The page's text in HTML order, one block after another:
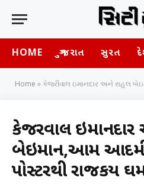
HOME ગુજરાત સુરત
Home » કેજરીવાલ ઇમાનદાર અને રાહુલ બેઇમાન,આમ
કેજરીવાલ
બેઇમાન,આમ આદમી
પોસ્ટરથી રાજકીય